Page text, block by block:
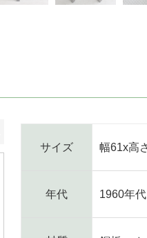
サイズ 幅61x高
年代 1960年代